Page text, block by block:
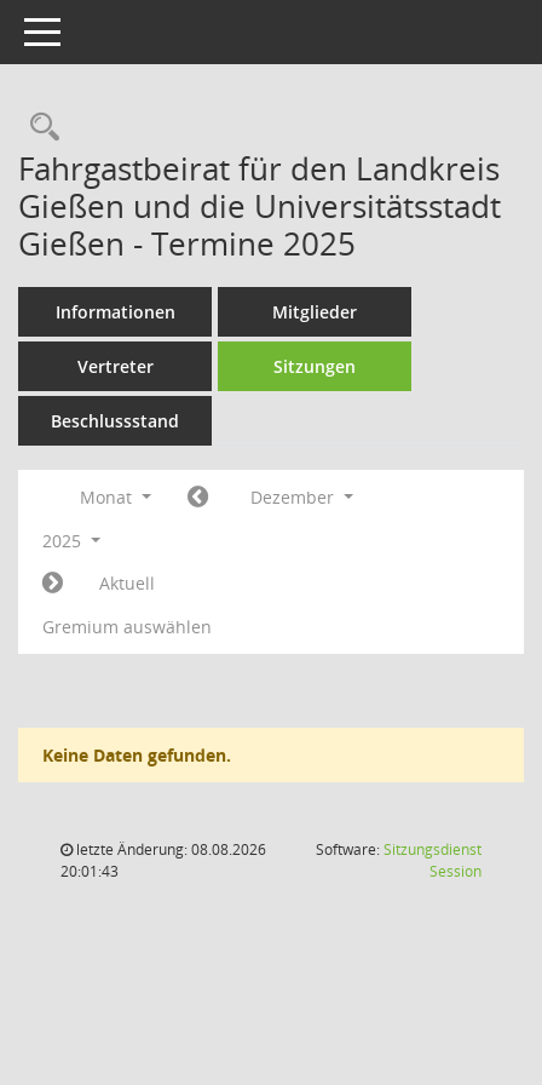
Toggle navigation
Rechercheauswahl
Fahrgastbeirat für den Landkreis
Gießen und die Universitätsstadt
Gießen - Termine 2025
Informationen Mitglieder
Vertreter Sitzungen
Beschlussstand
Monat
Dezember
2025
Aktuell
Gremium auswählen
Keine Daten gefunden.
letzte Änderung: 08.08.2026
20:01:43
Software:Sitzungsdienst
Session(Wird in